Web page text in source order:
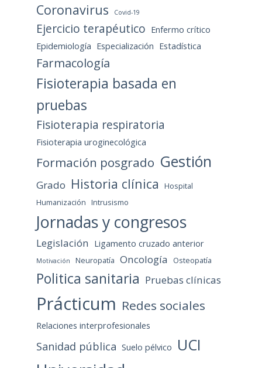
Coronavirus
Covid-19
Ejercicio terapéutico Enfermo crítico
Epidemiología Especialización Estadística
Farmacología
Fisioterapia basada en
pruebas
Fisioterapia respiratoria
Fisioterapia uroginecológica
Formación posgrado Gestión
Grado Historia clínica
Hospital
Humanización Intrusismo
Jornadas y congresos
Legislación Ligamento cruzado anterior
Motivación Neuropatía Oncología Osteopatía
Politica sanitaria Pruebas clínicas
Prácticum Redes sociales
Relaciones interprofesionales
Sanidad pública Suelo pélvico UCI